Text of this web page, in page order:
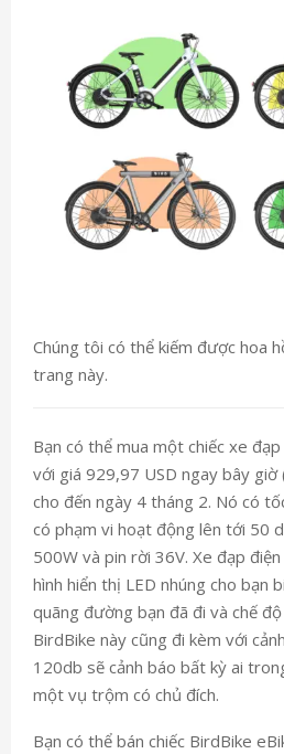
Chúng tôi có thể kiếm được hoa
trang này.
Bạn có thể mua một chiếc xe
với giá 929,97 USD ngay bây giờ
cho đến ngày 4 tháng 2. Nó có
có phạm vi hoạt động lên tới 50
500W và pin rời 36V. Xe đạp
hình hiển thị LED nhúng cho bạn
quãng đường bạn đã đi và chế
BirdBike này cũng đi kèm với
120db sẽ cảnh báo bất kỳ ai
một vụ trộm có chủ đích.
Bạn có thể bán chiếc BirdBike